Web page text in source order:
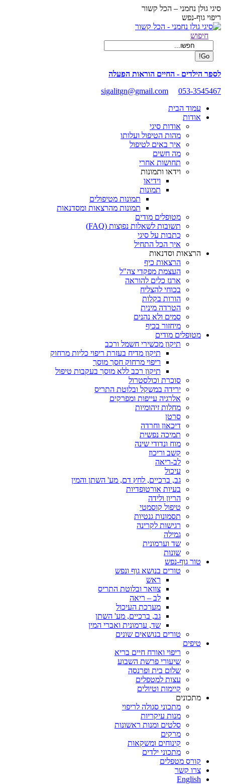
Skip
to
content
סיגי גולן נחמני – הכל קשור
ריפוי גוף-נפש
Facebook
opens
new
window
Search:
חיפוש
לספר הילדים - החיים הוראות הפעלה
sigalitgn@gmail.com
053-3545467
עמוד הבית
אודות
אודות סיגי
מהות הטיפול ועלותו
איך באים לטיפול
מה חשים
תחושות אחרי
וידאו ותמונות
וידיאו
תמונות
תמונות מטיפולים
תמונות מהרצאות ומסדנאות
מטופלים מודים
תשובות לשאלות נפוצות (FAQ)
כתבות על סיגי
איך הכל התחיל
הרצאות וסדנאות
הרצאות כיף
העצמת מפקדי צה"ל
ארגז כלים להוראה
בכוחי להצליח
הורות בקלות
הטרדה מינית
סמים ולא נהנים
מיחזור בכיף
מטופלים מודים
תיקון מכשירי חשמל ורכב
תיקון מדיח בעזרת ריפוי כליות מרחוק
ריפוי מרחוק חסך מוסך
תיקון רכב ללא מוסך בעקבות טיפול
סוכרת וכולסטרול
ירידה במשקל ובלוטת התריס
אלרגיה עייפות ומפרקים
מחלות זיהומיות
סרטן
דיכאון וחרדה
תמיכה נפשית
מוח ונדודי שינה
קשב וריכוז
לב-ריאה
עיכול
גב, ברכיים, לחץ דם, מע' השתן והמין
בעיות אורטופדיות
הריון ולידה
טיפול קוסמטי
תסמונות גנטיות
רגישות לקרינה
גמילה
שד וערמונית
שונות
טור גוף-נפש
טורים בנושא גוף ונפש
ראש
צוואר ובלוטת התריס
לב – ריאה
מערכת העיכול
גב, ברכיים, מע' השתן
שד, ערמונית ואברי המין
טורים בנושאים שונים
טיפים
ריפוי ואורח חיים בריא
שיעורי פרשת השבוע
שלום בית ופרנסה
עצות למטפלים
קיימות וטיולים
מתכונים
מתכוני סגולה לריפוי
מנות עיקריות
סלטים ומנות ראשונות
מרקים
קינוחים ומשקאות
מתכוני ילדים
קורס מטפלים
צרו קשר
English